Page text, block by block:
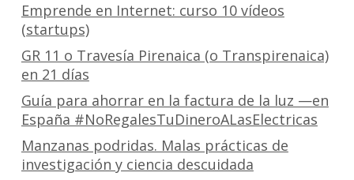
Emprende en Internet: curso 10 vídeos
(startups)
GR 11 o Travesía Pirenaica (o Transpirenaica)
en 21 días
Guía para ahorrar en la factura de la luz —en
España #NoRegalesTuDineroALasElectricas
Manzanas podridas. Malas prácticas de
investigación y ciencia descuidada